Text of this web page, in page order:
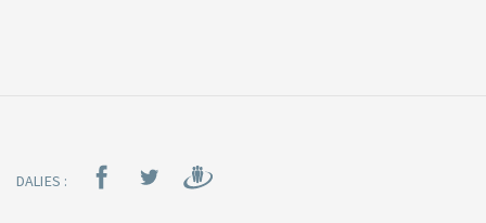
DALIES :